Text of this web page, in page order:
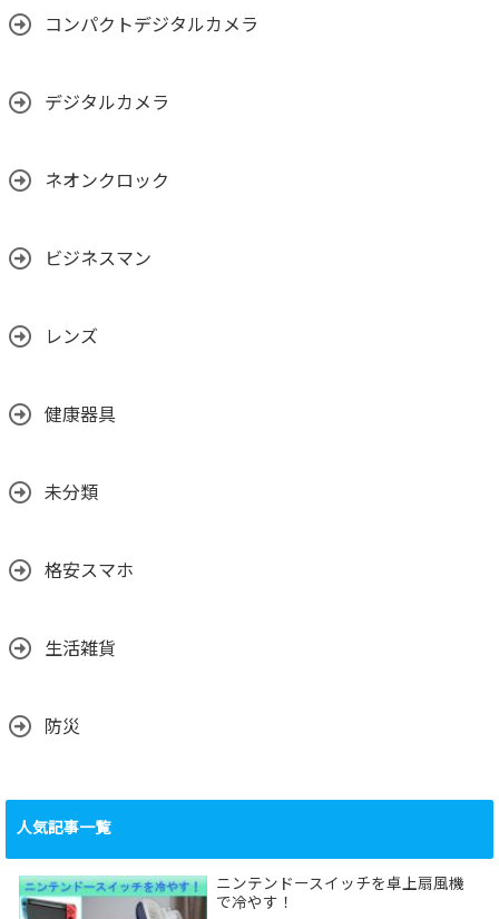
コンパクトデジタルカメラ
デジタルカメラ
ネオンクロック
ビジネスマン
レンズ
健康器具
未分類
格安スマホ
生活雑貨
防災
人気記事一覧
ニンテンドースイッチを卓上扇風機
で冷やす！